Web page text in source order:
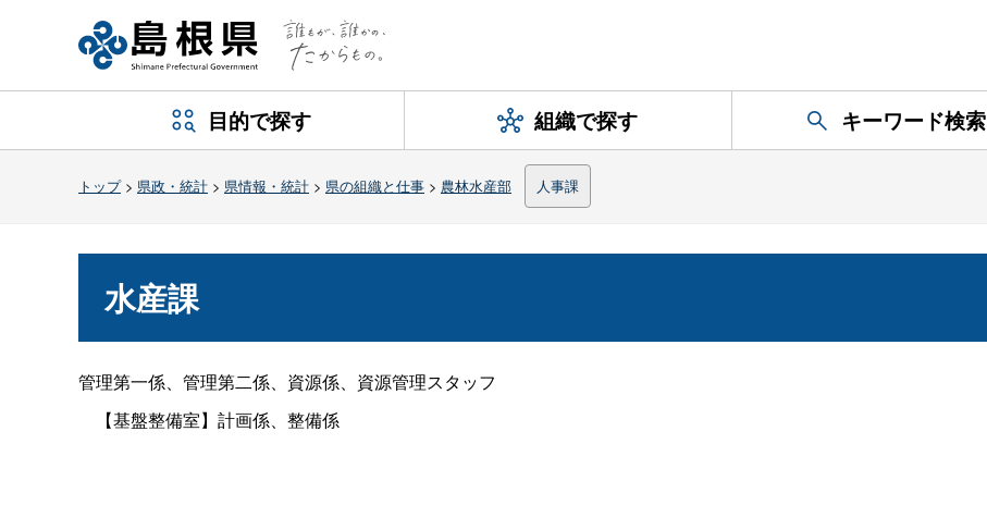
目的で探す 組織で探す キーワード検索
トップ> 県政・統計 > 県情報・統計 > 県の組織と仕事 > 農林水産部 人事課
水産課
管理第一係、管理第二係、資源係、資源管理スタッフ
【基盤整備室】計画係、整備係